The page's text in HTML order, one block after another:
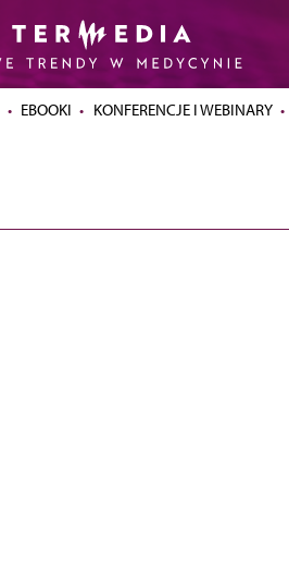
EBOOKI KONFERENCJE I WEBINARY